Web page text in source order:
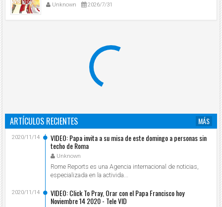
Unknown 2026/7/31
ARTÍCULOS RECIENTES
MÁS
VIDEO: Papa invita a su misa de este domingo a personas sin
techo de Roma
Unknown
2020/11/14
Rome Reports es una Agencia internacional de noticias,
especializada en la activida...
VIDEO: Click To Pray, Orar con el Papa Francisco hoy
Noviembre 14 2020 - Tele VID
2020/11/14